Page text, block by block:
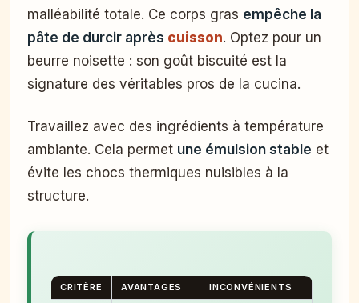
malléabilité totale. Ce corps gras empêche la
pâte de durcir après cuisson. Optez pour un
beurre noisette : son goût biscuité est la
signature des véritables pros de la cucina.
Travaillez avec des ingrédients à température
ambiante. Cela permet une émulsion stable et
évite les chocs thermiques nuisibles à la
structure.
CRITÈRE AVANTAGES INCONVÉNIENTS